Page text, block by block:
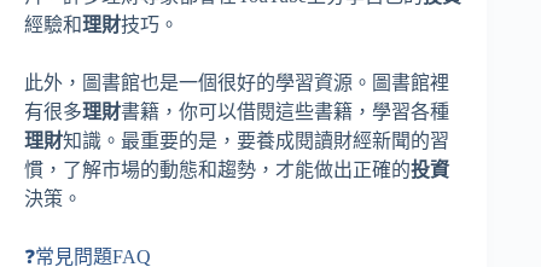
經驗和理財技巧。
此外，圖書館也是一個很好的學習資源。圖書館裡
有很多理財書籍，你可以借閱這些書籍，學習各種
理財知識。最重要的是，要養成閱讀財經新聞的習
慣，了解市場的動態和趨勢，才能做出正確的投資
決策。
❓常見問題FAQ